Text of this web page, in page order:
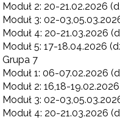
Moduł 2: 20-21.02.2026
Moduł 3: 02-
Moduł 4: 20-21.03.2026
Moduł 5: 17-18.04.2026
Grupa 7
Moduł 1: 06-07.02.2026
Moduł 2: 16,18-
Moduł 3: 02-
Moduł 4: 20-21.03.2026